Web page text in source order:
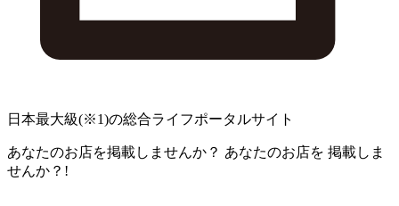
日本最大級(※1)の総合ライフポータルサイト
あなたのお店を掲載しませんか？ あなたのお店を 掲載しま
せんか？!